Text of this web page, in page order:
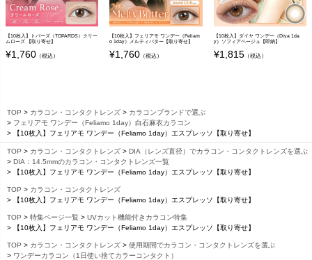
【10枚入】トパーズ（TOPARDS）クリー
ムローズ 【取り寄せ】
¥1,760 （税込）
【10枚入】フェリアモ ワンデー（Feliam
o 1day）メルティバター【取り寄せ】
¥1,760 （税込）
【10枚入】ダイヤ ワンデー（Diya 1da
y）ソフィアベージュ【即納】
¥1,815（税込）
TOP カラコン・コンタクトレンズ
カラコンブランドで選ぶ
フェリアモ ワンデー（Feliamo 1day）白石麻衣カラコン
【10枚入】フェリアモ ワンデー（Feliamo 1day）エスプレッソ【取り寄せ】
TOP カラコン・コンタクトレンズ
DIA（レンズ直径）でカラコン・コンタクトレンズを選ぶ
DIA：14.5mmのカラコン・コンタクトレンズ一覧
【10枚入】フェリアモ ワンデー（Feliamo 1day）エスプレッソ【取り寄せ】
TOP
カラコン・コンタクトレンズ
【10枚入】フェリアモ ワンデー（Feliamo 1day）エスプレッソ【取り寄せ】
TOP 特集ページ一覧
UVカット機能付きカラコン特集
【10枚入】フェリアモ ワンデー（Feliamo 1day）エスプレッソ【取り寄せ】
TOP カラコン・コンタクトレンズ
使用期間でカラコン・コンタクトレンズを選ぶ
ワンデーカラコン（1日使い捨てカラーコンタクト）